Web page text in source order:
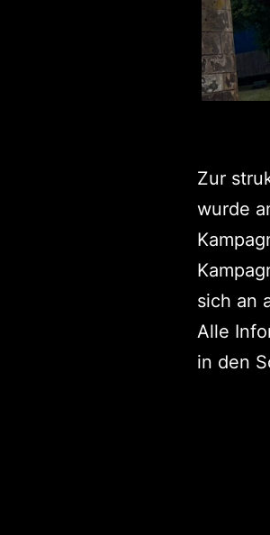
Zur
wurde
sich an
Alle
in den